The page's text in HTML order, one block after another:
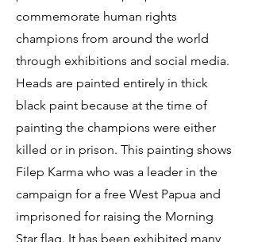
commemorate human rights
champions from around the world
through exhibitions and social media.
Heads are painted entirely in thick
black paint because at the time of
painting the champions were either
killed or in prison. This painting shows
Filep Karma who was a leader in the
campaign for a free West Papua and
imprisoned for raising the Morning
Star flag. It has been exhibited many